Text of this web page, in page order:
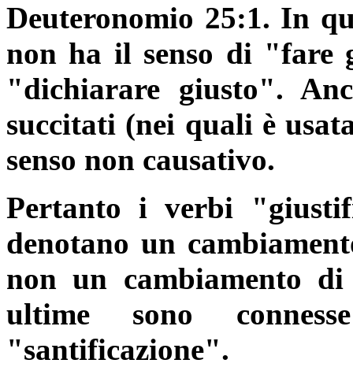
Deuteronomio 25:1. In
non ha il senso di "fare
"dichiarare giusto".
succitati (nei quali è
senso non causativo.
Pertanto i verbi
denotano un
non un cambiamento
ultime sono
"santificazione".